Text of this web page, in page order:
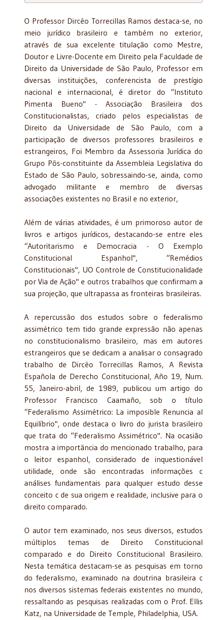
O Professor Dircêo Torrecillas Ramos destaca-se, no
meio jurídico brasileiro e também no exterior,
através de sua excelente titulação como Mestre,
Doutor e Livre-Docente em Direito pela Faculdade de
Direito da Universidade de São Paulo, Professor em
diversas instituições, conferencista de prestígio
nacional e internacional, é diretor do “Instituto
Pimenta Bueno" - Associação Brasileira dos
Constitucionalistas, criado pelos especialistas de
Direito da Universidade de São Paulo, com a
participação de diversos professores brasileiros e
estrangeiros, Foi Membro da Assessoria Jurídica do
Grupo Pôs-constituinte da Assembleia Legislativa do
Estado de São Paulo, sobressaindo-se, ainda, como
advogado militante e membro de diversas
associações existentes no Brasil e no exterior,
Além de várias atividades, é um primoroso autor de
livros e artigos jurídicos, destacando-se entre eles
“Autoritarismo e Democracia - O Exemplo
Constitucional Espanhol", “Remédios
Constitucionais", UO Controle de Constitucionalidade
por Via de Ação" e ou­tros trabalhos que confirmam a
sua projeção, que ultrapassa as fronteiras brasileiras.
A repercussão dos estudos sobre o federalismo
assimétrico tem tido grande expres­são não apenas
no constitucionalismo brasileiro, mas em autores
estrangeiros que se dedi­cam a analisar o consagrado
trabalho de Dircêo Torrecillas Ramos, A Revista
Española de Derecho Constitucional, Año 19, Num.
55, Janeiro-abril, de 1989, publicou um artigo do
Professor Francisco Caamaño, sob o título
“Federalismo Assimétrico: La imposible Renun­cia al
Equilíbrio", onde destaca o livro do jurista brasileiro
que trata do “Federalismo Assi­métrico". Na ocasião
mostra a importância do mencionado trabalho, para
o leitor espanhol, considerado de inquestionável
utilidade, onde são encontradas informações c
análises fun­damentais para qualquer estudo desse
conceito c de sua origem e realidade, inclusive para o
direito comparado.
O autor tem examinado, nos seus diversos, estudos
múltiplos temas de Direito Cons­titucional
comparado e do Direito Constitucional Brasileiro.
Nesta temática destacam-se as pesquisas em torno
do federalismo, examinado na doutrina brasileira c
nos diversos siste­mas federais existentes no mundo,
ressaltando as pesquisas realizadas com o Prof. Ellis
Katz, na Universidade de Temple, Philadelphia, USA.